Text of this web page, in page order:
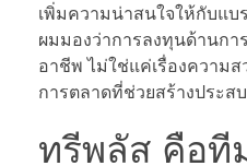
เพิ่มความน่าสนใจให้กับแบ
ผมมองว่าการลงทุนด้านก
อาชีพ ไม่ใช่แค่เรื่องความ
การตลาดที่ช่วยสร้างประส
ทรีพลัส คือที